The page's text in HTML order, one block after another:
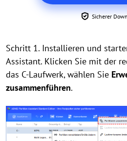
Sicherer
Schritt 1. Installieren und
Assistant. Klicken Sie mit der
das C-Laufwerk, wählen Sie
zusammenführen.